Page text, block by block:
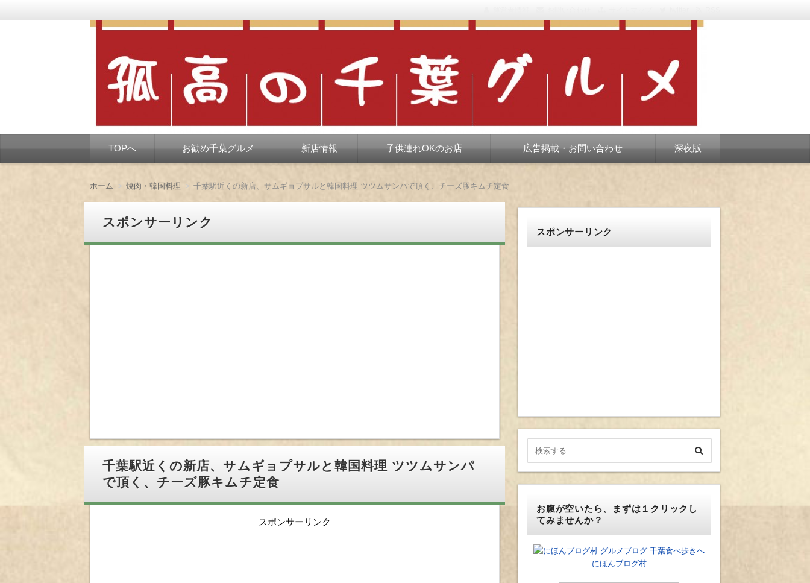
孤高の千葉グルメ
千葉市を中心とした、孤独なようで孤独でもない、ちょっと孤高な食べ歩き。だいたい当たりますが、時々派手にスベります。
TOPへ お勧め千葉グルメ 新店情報 子供連れOKのお店 広告掲載・お問い合わせ 深夜版
ホーム 焼肉・韓国料理 千葉駅近くの新店、サムギョプサルと韓国料理 ツツムサンパで頂く、チーズ豚キムチ定食
スポンサーリンク
千葉駅近くの新店、サムギョプサルと韓国料理 ツツムサンパ
で頂く、チーズ豚キムチ定食
スポンサーリンク
スポンサーリンク
お腹が空いたら、まずは１クリックし
てみませんか？
にほんブログ村